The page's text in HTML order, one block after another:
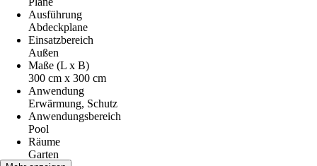
Ausführung
Abdeckplane
Einsatzbereich
Außen
Maße (L x B)
300 cm x 300 cm
Anwendung
Erwärmung, Schutz
Anwendungsbereich
Pool
Räume
Garten